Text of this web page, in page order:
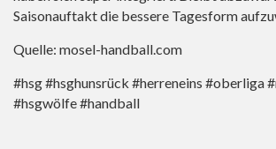
Saisonauftakt die bessere Tagesform
Quelle: mosel-handball.com
#hsg #hsghunsrück #herreneins #oberliga
#hsgwölfe #handball